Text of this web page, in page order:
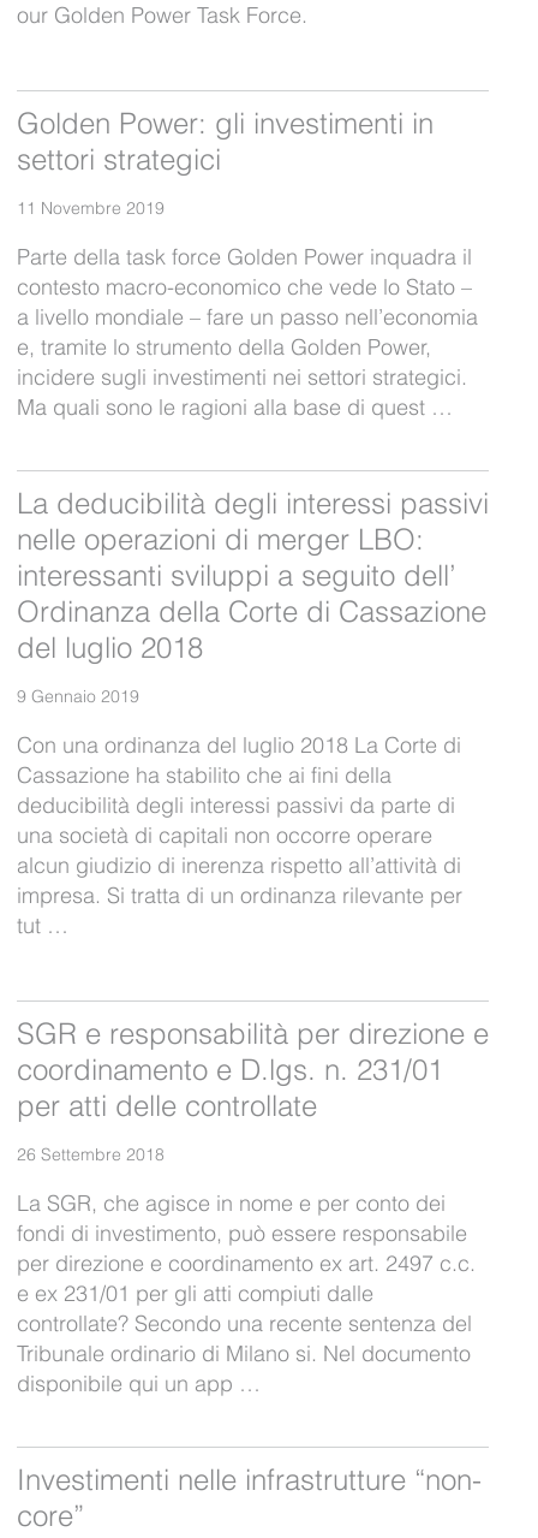
our Golden Power Task Force.
Golden Power: gli investimenti in
settori strategici
11 Novembre 2019
Parte della task force Golden Power inquadra il
contesto macro-economico che vede lo Stato –
a livello mondiale – fare un passo nell’economia
e, tramite lo strumento della Golden Power,
incidere sugli investimenti nei settori strategici.
Ma quali sono le ragioni alla base di quest …
La deducibilità degli interessi passivi
nelle operazioni di merger LBO:
interessanti sviluppi a seguito dell’
Ordinanza della Corte di Cassazione
del luglio 2018
9 Gennaio 2019
Con una ordinanza del luglio 2018 La Corte di
Cassazione ha stabilito che ai fini della
deducibilità degli interessi passivi da parte di
una società di capitali non occorre operare
alcun giudizio di inerenza rispetto all’attività di
impresa. Si tratta di un ordinanza rilevante per
tut …
SGR e responsabilità per direzione e
coordinamento e D.lgs. n. 231/01
per atti delle controllate
26 Settembre 2018
La SGR, che agisce in nome e per conto dei
fondi di investimento, può essere responsabile
per direzione e coordinamento ex art. 2497 c.c.
e ex 231/01 per gli atti compiuti dalle
controllate? Secondo una recente sentenza del
Tribunale ordinario di Milano si. Nel documento
disponibile qui un app …
Investimenti nelle infrastrutture “non-
core”